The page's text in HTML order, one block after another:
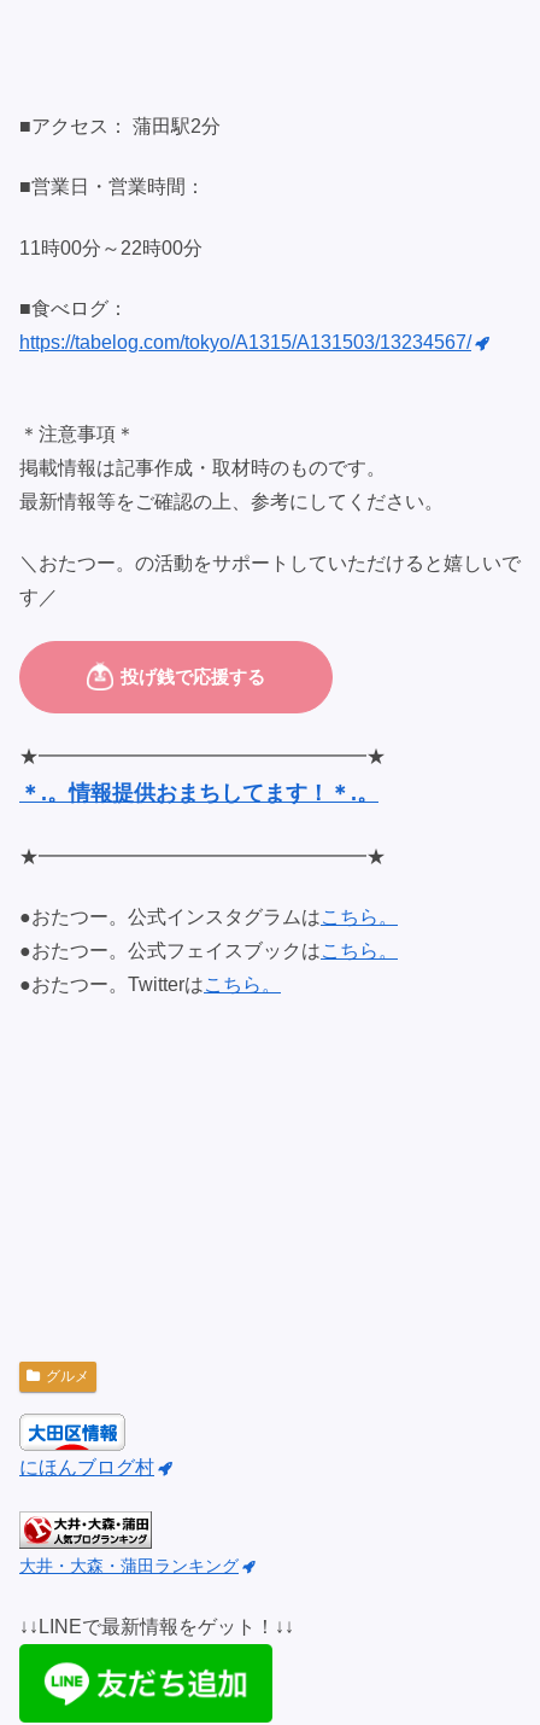
■アクセス： 蒲田駅2分
■営業日・営業時間：
11時00分～22時00分
■食べログ：
https://tabelog.com/tokyo/A1315/A131503/13234567/
＊注意事項＊
掲載情報は記事作成・取材時のものです。
最新情報等をご確認の上、参考にしてください。
＼おたつー。の活動をサポートしていただけると嬉しいで
す／
★━━━━━━━━━━━━━━━━━★
＊.。情報提供おまちしてます！＊.。
★━━━━━━━━━━━━━━━━━★
●おたつー。公式インスタグラムはこちら。
●おたつー。公式フェイスブックはこちら。
●おたつー。Twitterはこちら。
グルメ
にほんブログ村
大井・大森・蒲田ランキング
↓↓LINEで最新情報をゲット！↓↓